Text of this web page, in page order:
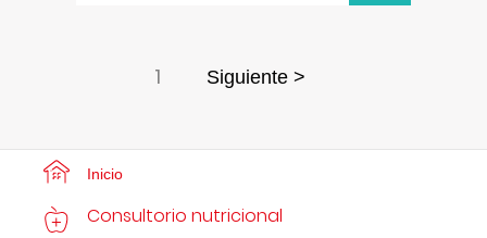
1 Siguiente >
Inicio
Consultorio nutricional